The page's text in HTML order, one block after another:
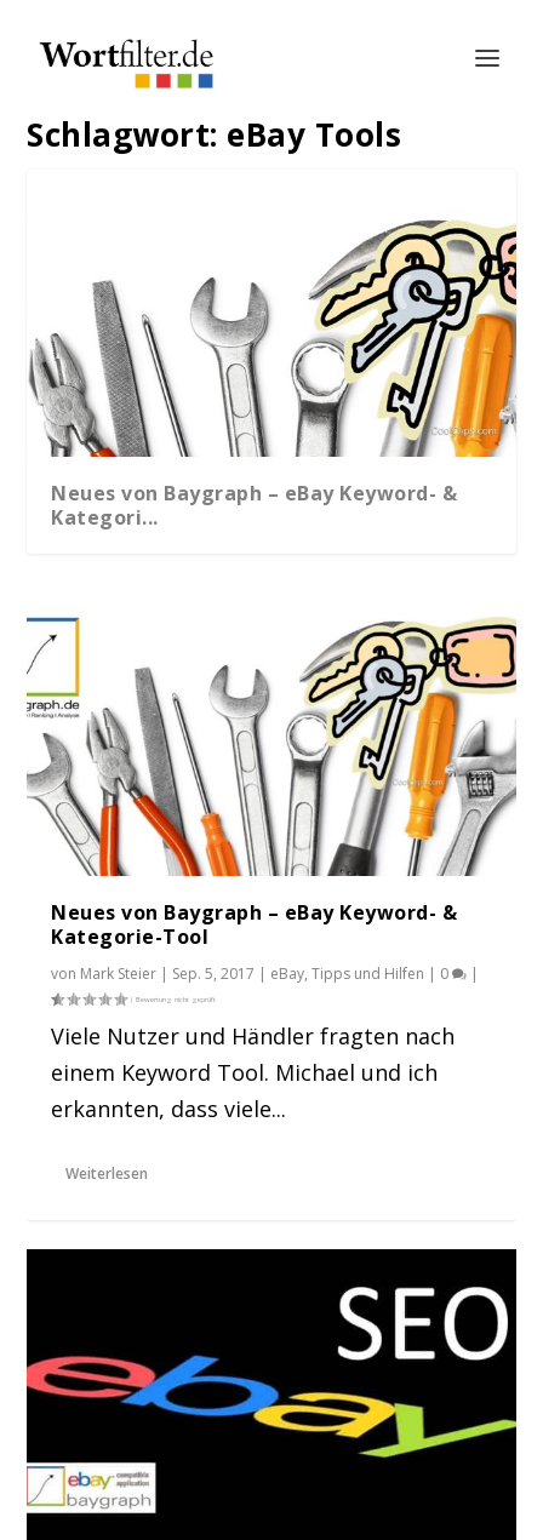
Schlagwort: eBay Tools
Neues von Baygraph – eBay Keyword- &
Kategori...
eBay SEO: Ranking-Analyse-Tool von
baygraph.de geh...
eBay SEO Tools: Der Rankingcheck. Wo
rankt mein An...
eBay-Tools: Beobachter, Stückzahlen &
Besuche...
Neues von Baygraph – eBay Keyword- &
Kategorie-Tool
von Mark Steier | Sep. 5, 2017 | eBay,Tipps und Hilfen | 0 |
Viele Nutzer und Händler fragten nach
einem Keyword Tool. Michael und ich
erkannten, dass viele...
Weiterlesen